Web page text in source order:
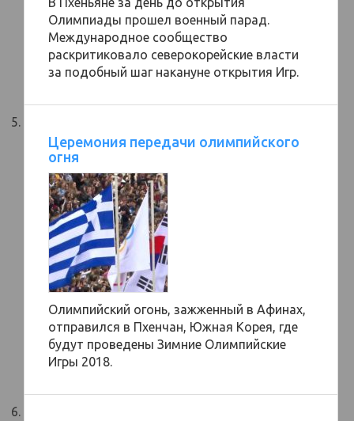
Олимпиады прошел военный парад.
Международное сообщество
раскритиковало северокорейские власти
за подобный шаг накануне открытия Игр.
Церемония передачи олимпийского
огня
Олимпийский огонь, зажженный в Афинах,
отправился в Пхенчан, Южная Корея, где
будут проведены Зимние Олимпийские
Игры 2018.